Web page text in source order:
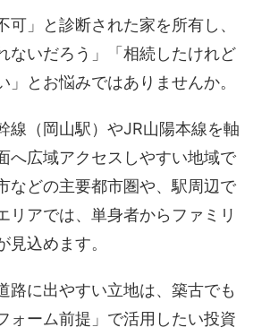
可」と診断された家を所有し、
ないだろう」「相続したけれど
」とお悩みではありませんか。
線（岡山駅）やJR山陽本線を軸
へ広域アクセスしやすい地域で
などの主要都市圏や、駅周辺で
リアでは、単身者からファミリ
見込めます。
路に出やすい立地は、築古でも
ォーム前提」で活用したい投資